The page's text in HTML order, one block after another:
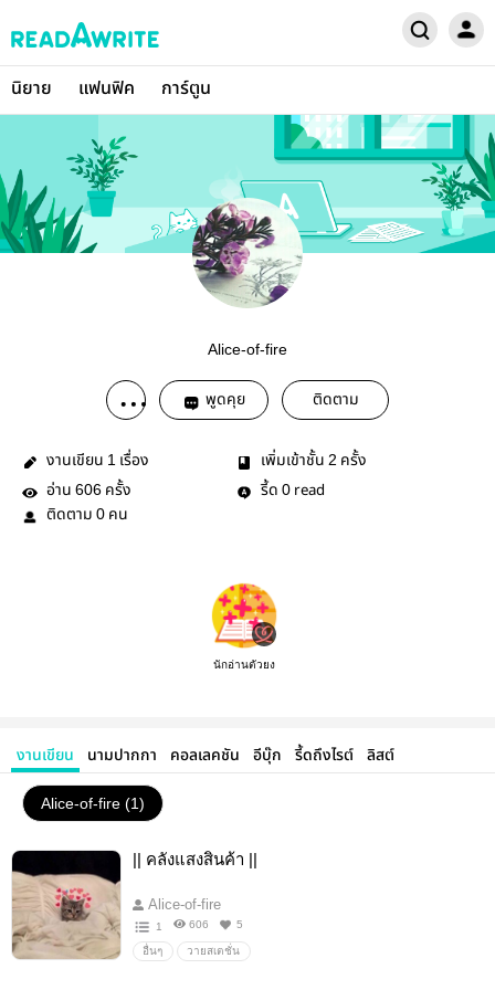
นิยาย แฟนฟิค การ์ตูน
Alice-of-fire
พูดคุย ติดตาม
งานเขียน 1 เรื่อง เพิ่มเข้าชั้น 2 ครั้ง
อ่าน 606 ครั้ง รี้ด 0 read
ติดตาม 0 คน
นักอ่านตัวยง
งานเขียน นามปากกา คอลเลคชัน อีบุ๊ก รี้ดถึงไรต์ ลิสต์
Alice-of-fire (1)
|| คลังแสงสินค้า ||
Alice-of-fire
1 606 5
อื่นๆ วายสเตชั่น